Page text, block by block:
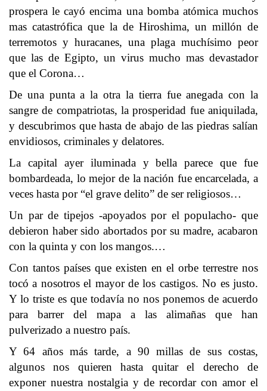
prospera le cayó encima una bomba atómica muchos
mas catastrófica que la de Hiroshima, un millón de
terremotos y huracanes, una plaga muchísimo peor
que las de Egipto, un virus mucho mas devastador
que el Corona…
De una punta a la otra la tierra fue anegada con la
sangre de compatriotas, la prosperidad fue aniquilada,
y descubrimos que hasta de abajo de las piedras salían
envidiosos, criminales y delatores.
La capital ayer iluminada y bella parece que fue
bombardeada, lo mejor de la nación fue encarcelada, a
veces hasta por “el grave delito” de ser religiosos…
Un par de tipejos -apoyados por el populacho- que
debieron haber sido abortados por su madre, acabaron
con la quinta y con los mangos.…
Con tantos países que existen en el orbe terrestre nos
tocó a nosotros el mayor de los castigos. No es justo.
Y lo triste es que todavía no nos ponemos de acuerdo
para barrer del mapa a las alimañas que han
pulverizado a nuestro país.
Y 64 años más tarde, a 90 millas de sus costas,
algunos nos quieren hasta quitar el derecho de
exponer nuestra nostalgia y de recordar con amor el